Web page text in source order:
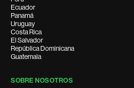
Ecuador
Panamá
Uruguay
Costa Rica
El Salvador
República Dominicana
Guatemala
SOBRE NOSOTROS